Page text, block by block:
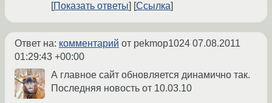
Показать ответы
Ссылка
Ответ на: комментарий от pekmop1024 07.08.2011
01:29:43 +00:00
А главное сайт обновляется динамично так.
Последняя новость от 10.03.10